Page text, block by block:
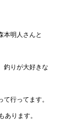
本明人さんと
釣りが大好きな
行ってます。
あります。